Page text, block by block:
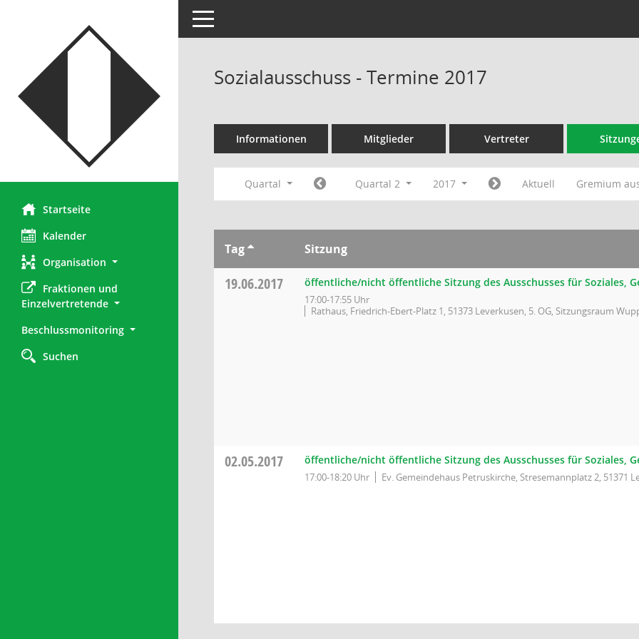
Startseite
Kalender
Organisation
Fraktionen und
Einzelvertretende
Beschlussmonitoring
Suchen
Toggle navigation
Sozialausschuss - Termine 2017
Informationen Mitglieder Vertreter
Quartal Quartal 2 2017 Aktuell Gremium
Tag Sitzung
19.06.2017 öffentliche/nicht öffentliche Sitzung des Ausschusses für Soziales,
17:00-17:55 Uhr
Rathaus, Friedrich-Ebert-Platz 1, 51373 Leverkusen, 5. OG, Sitzungsraum
02.05.2017 öffentliche/nicht öffentliche Sitzung des Ausschusses für Soziales,
17:00-18:20 Uhr Ev. Gemeindehaus Petruskirche, Stresemannplatz 2, 51371